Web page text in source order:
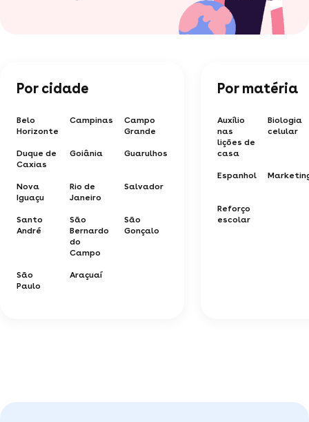
Por cidade
Belo
Horizonte
Campinas
Campo
Grande
Duque de
Caxias
Goiânia Guarulhos
Nova
Iguaçu
Rio de
Janeiro
Salvador
Santo
André
São
Bernardo
do
Campo
São
Gonçalo
São
Paulo
Araçuaí
Por matéria
Auxílio
nas
lições de
casa
Biologia
celular
Espanhol
Reforço
escolar